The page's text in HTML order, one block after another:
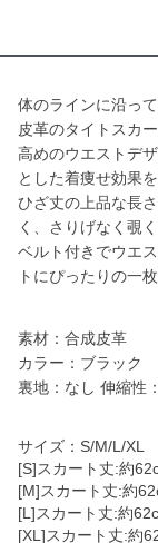
体のラインに沿っ
皮革のタイトスカー
高めのウエストデ
とした着痩せ効果
ひざ丈の上品な長
く、さりげなく覗
ベルト付きでウエ
トにぴったりの一枚
素材：合成皮革
カラー：ブラック
裏地：なし 伸縮性
サイズ：S/M/L/XL
[S]スカート丈:約
[M]スカート丈:約
[L]スカート丈:約
[XL]スカート丈:約